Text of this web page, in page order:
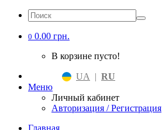
0 0.00 грн.
В корзине пусто!
UA | RU
Меню
Личный кабинет
Авторизация / Регистрация